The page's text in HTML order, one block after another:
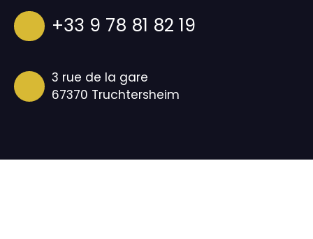
+33 9 78 81 82 19
3 rue de la gare
67370 Truchtersheim